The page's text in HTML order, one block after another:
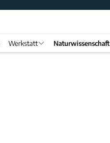
Werkstatt Naturwissenschaft